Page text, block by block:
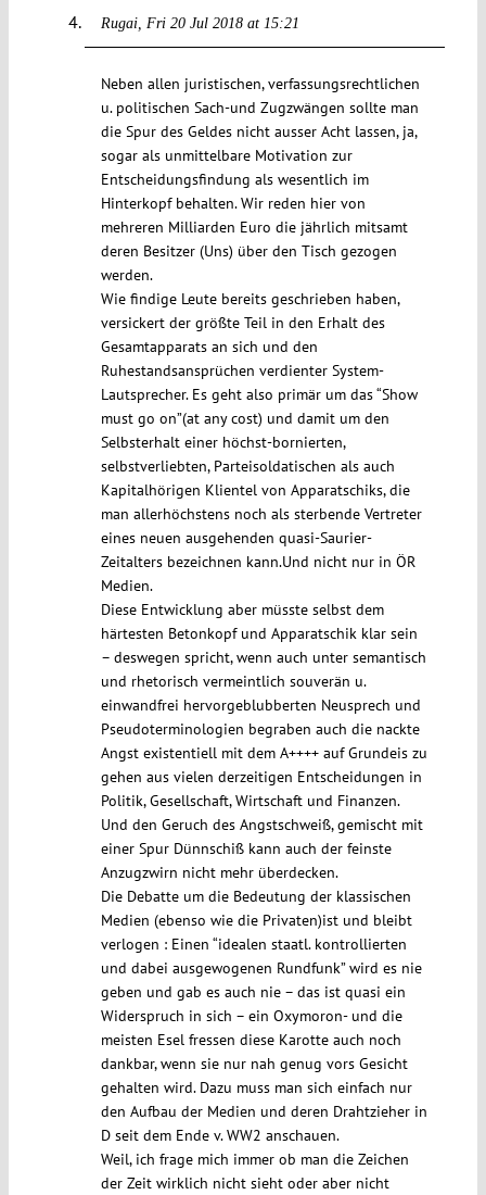
Rugai Fri 20 Jul 2018 at 15:21
Neben allen juristischen, verfassungsrechtlichen
u. politischen Sach-und Zugzwängen sollte man
die Spur des Geldes nicht ausser Acht lassen, ja,
sogar als unmittelbare Motivation zur
Entscheidungsfindung als wesentlich im
Hinterkopf behalten. Wir reden hier von
mehreren Milliarden Euro die jährlich mitsamt
deren Besitzer (Uns) über den Tisch gezogen
werden.
Wie findige Leute bereits geschrieben haben,
versickert der größte Teil in den Erhalt des
Gesamtapparats an sich und den
Ruhestandsansprüchen verdienter System-
Lautsprecher. Es geht also primär um das “Show
must go on”(at any cost) und damit um den
Selbsterhalt einer höchst-bornierten,
selbstverliebten, Parteisoldatischen als auch
Kapitalhörigen Klientel von Apparatschiks, die
man allerhöchstens noch als sterbende Vertreter
eines neuen ausgehenden quasi-Saurier-
Zeitalters bezeichnen kann.Und nicht nur in ÖR
Medien.
Diese Entwicklung aber müsste selbst dem
härtesten Betonkopf und Apparatschik klar sein
– deswegen spricht, wenn auch unter semantisch
und rhetorisch vermeintlich souverän u.
einwandfrei hervorgeblubberten Neusprech und
Pseudoterminologien begraben auch die nackte
Angst existentiell mit dem A++++ auf Grundeis zu
gehen aus vielen derzeitigen Entscheidungen in
Politik, Gesellschaft, Wirtschaft und Finanzen.
Und den Geruch des Angstschweiß, gemischt mit
einer Spur Dünnschiß kann auch der feinste
Anzugzwirn nicht mehr überdecken.
Die Debatte um die Bedeutung der klassischen
Medien (ebenso wie die Privaten)ist und bleibt
verlogen : Einen “idealen staatl. kontrollierten
und dabei ausgewogenen Rundfunk” wird es nie
geben und gab es auch nie – das ist quasi ein
Widerspruch in sich – ein Oxymoron- und die
meisten Esel fressen diese Karotte auch noch
dankbar, wenn sie nur nah genug vors Gesicht
gehalten wird. Dazu muss man sich einfach nur
den Aufbau der Medien und deren Drahtzieher in
D seit dem Ende v. WW2 anschauen.
Weil, ich frage mich immer ob man die Zeichen
der Zeit wirklich nicht sieht oder aber nicht